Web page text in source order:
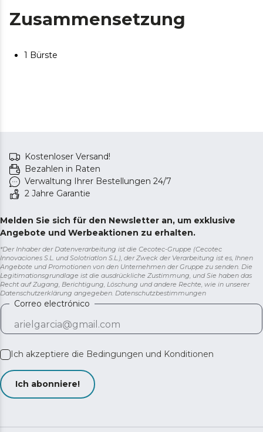
Zusammensetzung
1 Bürste
Kostenloser Versand!
Bezahlen in Raten
Verwaltung Ihrer Bestellungen 24/7
2 Jahre Garantie
Melden Sie sich für den Newsletter an, um exklusive
Angebote und Werbeaktionen zu erhalten.
*Der Inhaber der Datenverarbeitung ist die Cecotec-Gruppe (Cecotec
Innovaciones S.L. und Solotriatlon S.L.), der Zweck der Verarbeitung ist es, Ihnen
Angebote und Promotionen von den Unternehmen der Gruppe zu senden. Die
Legitimationsgrundlage ist die ausdrückliche Zustimmung, und Sie haben das
Recht auf Zugang, Berichtigung, Löschung und andere Rechte, wie in unserer
Datenschutzerklärung angegeben. Datenschutzbestimmungen
Correo electrónico
Ich akzeptiere die Bedingungen und Konditionen
Ich abonniere!